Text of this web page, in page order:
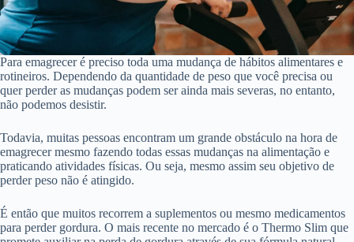
Para emagrecer é preciso toda uma mudança de hábitos alimentares e
rotineiros. Dependendo da quantidade de peso que você precisa ou
quer perder as mudanças podem ser ainda mais severas, no entanto,
não podemos desistir.
Todavia, muitas pessoas encontram um grande obstáculo na hora de
emagrecer mesmo fazendo todas essas mudanças na alimentação e
praticando atividades físicas. Ou seja, mesmo assim seu objetivo de
perder peso não é atingido.
É então que muitos recorrem a suplementos ou mesmo medicamentos
para perder gordura. O mais recente no mercado é o Thermo Slim que